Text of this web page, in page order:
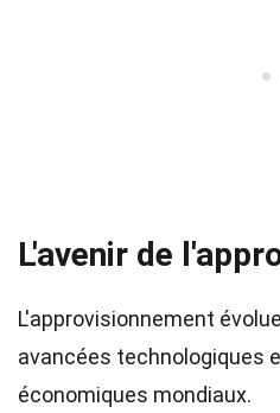
L'avenir de
L'approvisionnement
avancées technologiques
économiques mondiaux.